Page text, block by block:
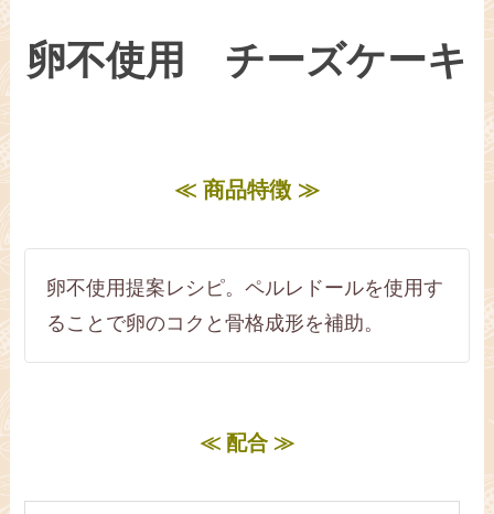
卵不使用 チーズケーキ
≪ 商品特徴 ≫
卵不使用提案レシピ。ペルレドールを使用す
ることで卵のコクと骨格成形を補助。
≪ 配合 ≫